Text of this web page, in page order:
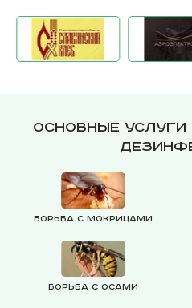
Основные
Борьба с мокрицами
Борьба с осами